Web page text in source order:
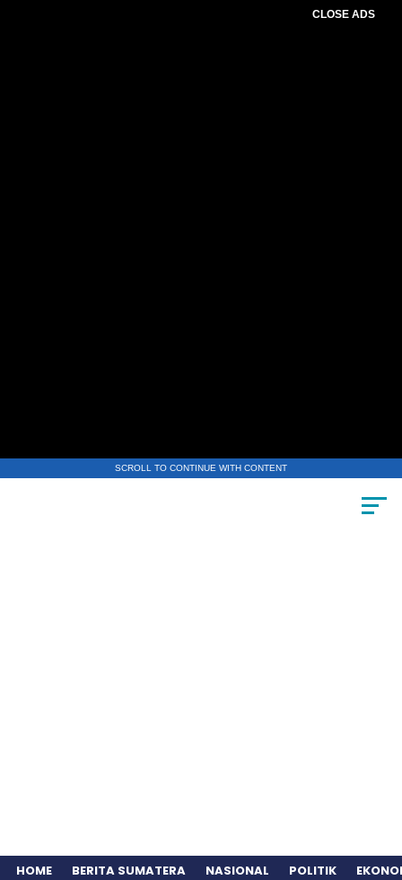
CLOSE ADS
SCROLL TO CONTINUE WITH CONTENT
HOME BERITA SUMATERA NASIONAL POLITIK